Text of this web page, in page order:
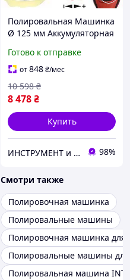
Полировальная Машинка
Ø 125 мм Аккумуляторная
Готово к отправке
от848₴/мес
8 478₴
10 598 ₴
Купить
ИНСТРУМЕНТ и МЕТИЗЫ 98%
Смотри также
Полировочная машинка
Полировальные машины
Полировочная машинка для
Полировальные машины для
Полировальная машина